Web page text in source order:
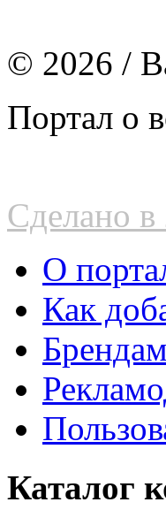
© 2026 /
Портал о
Сделано
О
Как
Каталог